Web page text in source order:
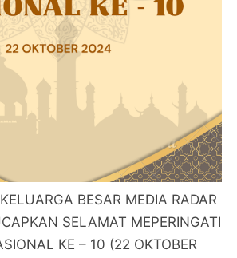
BESAR MEDIA RADAR
SELAMAT MEPERINGATI
KE – 10 (22 OKTOBER